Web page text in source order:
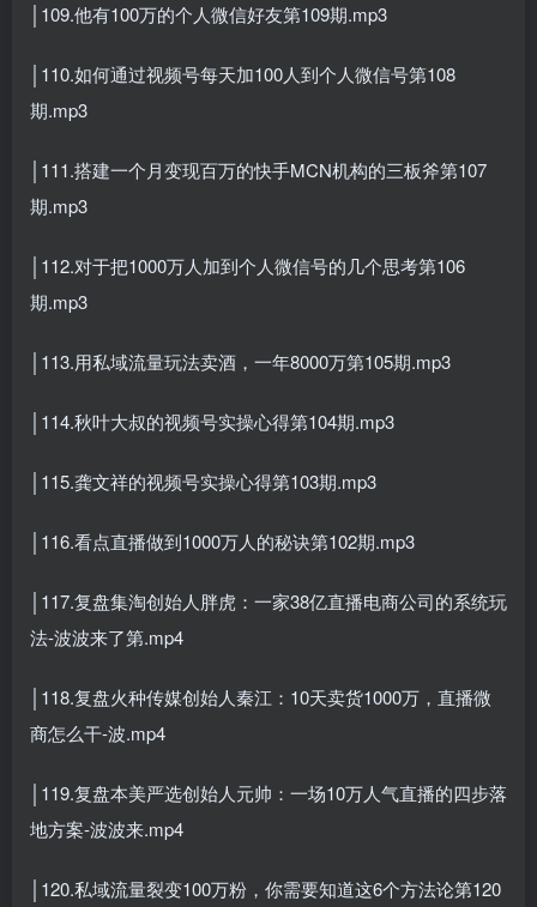
│109.他有100万的个人微信好友第109期.mp3
│110.如何通过视频号每天加100人到个人微信号第108
期.mp3
│111.搭建一个月变现百万的快手MCN机构的三板斧第107
期.mp3
│112.对于把1000万人加到个人微信号的几个思考第106
期.mp3
│113.用私域流量玩法卖酒，一年8000万第105期.mp3
│114.秋叶大叔的视频号实操心得第104期.mp3
│115.龚文祥的视频号实操心得第103期.mp3
│116.看点直播做到1000万人的秘诀第102期.mp3
│117.复盘集淘创始人胖虎：一家38亿直播电商公司的系统玩
法-波波来了第.mp4
│118.复盘火种传媒创始人秦江：10天卖货1000万，直播微
商怎么干-波.mp4
│119.复盘本美严选创始人元帅：一场10万人气直播的四步落
地方案-波波来.mp4
│120.私域流量裂变100万粉，你需要知道这6个方法论第120